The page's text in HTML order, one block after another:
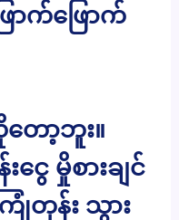
က်ဖြောက်
တော့ဘူး။
ေ မှိုစားချင်
တုန်း သွား